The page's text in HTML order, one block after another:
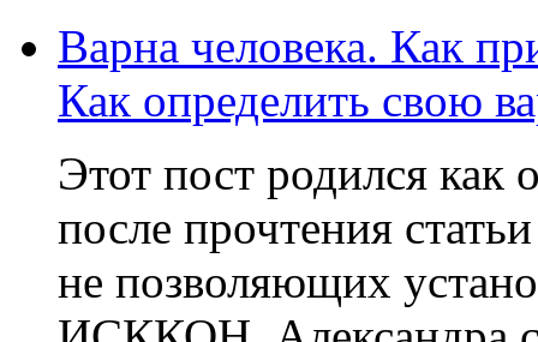
Варна человека. Как
Как определить свою
Этот пост родился как
после прочтения
не позволяющих